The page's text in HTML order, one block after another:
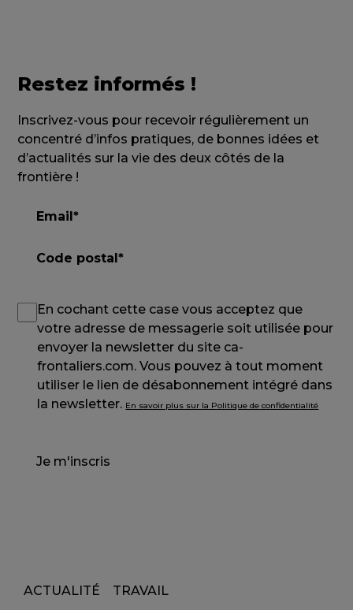
Restez informés !
Inscrivez-vous pour recevoir régulièrement un
concentré d’infos pratiques, de bonnes idées et
d’actualités sur la vie des deux côtés de la
frontière !
En cochant cette case vous acceptez que
votre adresse de messagerie soit utilisée pour
envoyer la newsletter du site ca-
frontaliers.com. Vous pouvez à tout moment
utiliser le lien de désabonnement intégré dans
la newsletter. En savoir plus sur la Politique de confidentialité
Je m'inscris
ACTUALITÉ TRAVAIL